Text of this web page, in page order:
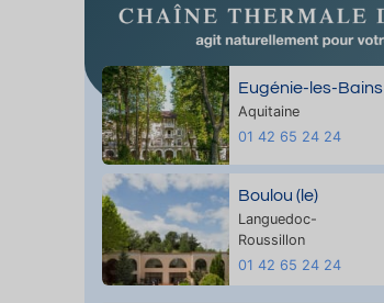
Eugénie-les-Bains
Aquitaine
01 42 65 24 24
Boulou (le)
Languedoc-
Roussillon
01 42 65 24 24